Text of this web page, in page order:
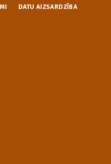
DATU AIZSARDZĪBA